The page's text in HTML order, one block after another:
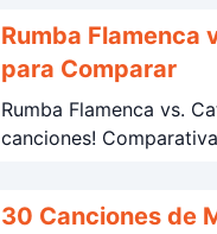
Rumba Flamenca
para Comparar
Rumba Flamenca vs.
canciones!
30 Canciones de